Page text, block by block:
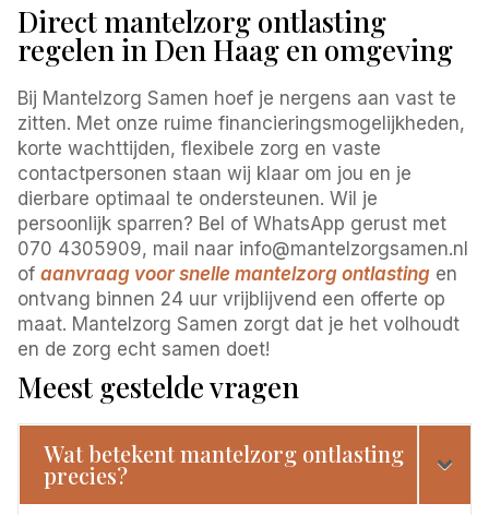
Direct mantelzorg ontlasting
regelen in Den Haag en omgeving
Bij Mantelzorg Samen hoef je nergens aan vast te
zitten. Met onze ruime financieringsmogelijkheden,
korte wachttijden, flexibele zorg en vaste
contactpersonen staan wij klaar om jou en je
dierbare optimaal te ondersteunen. Wil je
persoonlijk sparren? Bel of WhatsApp gerust met
070 4305909, mail naar info@mantelzorgsamen.nl
ofaanvraag voor snelle mantelzorg ontlasting en
ontvang binnen 24 uur vrijblijvend een offerte op
maat. Mantelzorg Samen zorgt dat je het volhoudt
en de zorg echt samen doet!
Meest gestelde vragen
Wat betekent mantelzorg ontlasting
precies?